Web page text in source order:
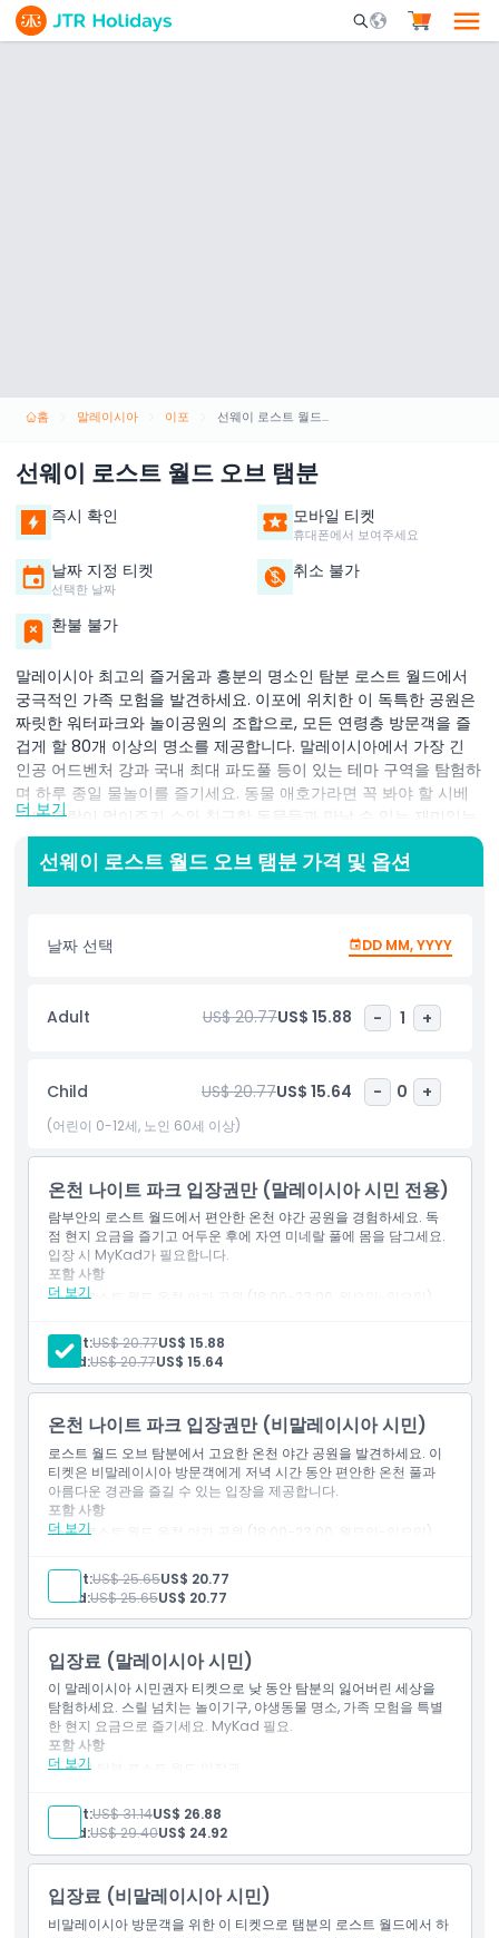
Mobile Search
홈 말레이시아 이포 선웨이 로스트 월드 오브 탬분
선웨이 로스트 월드 오브 탬분
즉시 확인 모바일 티켓
휴대폰에서 보여주세요
날짜 지정 티켓
선택한 날짜
취소 불가
환불 불가
말레이시아 최고의 즐거움과 흥분의 명소인 탐분 로스트 월드에서
궁극적인 가족 모험을 발견하세요. 이포에 위치한 이 독특한 공원은
짜릿한 워터파크와 놀이공원의 조합으로, 모든 연령층 방문객을 즐
겁게 할 80개 이상의 명소를 제공합니다. 말레이시아에서 가장 긴
인공 어드벤처 강과 국내 최대 파도풀 등이 있는 테마 구역을 탐험하
며 하루 종일 물놀이를 즐기세요. 동물 애호가라면 꼭 봐야 할 시베
리아 호랑이 먹이주기 쇼와 친근한 동물들과 만날 수 있는 재미있는
애니멀 펫팅 존을 놓치지 마세요. 저녁에는 따뜻한 천연 미네랄 온천
에서 휴식을 취하며 바쁜 하루를 마무리하세요. 짜릿한 라이드, 가족
친화적인 동물 체험, 평화로운 온천욕을 찾든 탐분 로스트 월드에는
금 방문 계획을 세우세요!
하이라이트
아동 성인 정책
포함되지 않는 사항
운영 시간
위치
가는 방법
교환 방법
취소 정책
더 보기
선웨이 로스트 월드 오브 탬분 가격 및 옵션
날짜 선택 DD MM, YYYY
Adult US$ 20.77US$ 15.88 - 1 +
Child US$ 20.77US$ 15.64 - 0 +
(어린이 0-12세, 노인 60세 이상)
온천 나이트 파크 입장권만 (말레이시아 시민 전용)
람부안의 로스트 월드에서 편안한 온천 야간 공원을 경험하세요. 독
점 현지 요금을 즐기고 어두운 후에 자연 미네랄 풀에 몸을 담그세요.
입장 시 MyKad가 필요합니다.
더 보기
포함 사항
1 로스트 월드 온천 야간 공원 (18:00-23:00, 월요일-일요일).
루미너스 포레스트 (20:00-22:00, 월요일-일요일)
동물 교감 공간 (마지막 입장 22:00)
Adult:US$ 20.77US$ 15.88
Child:US$ 20.77US$ 15.64
온천 나이트 파크 입장권만 (비말레이시아 시민)
로스트 월드 오브 탐분에서 고요한 온천 야간 공원을 발견하세요. 이
티켓은 비말레이시아 방문객에게 저녁 시간 동안 편안한 온천 풀과
아름다운 경관을 즐길 수 있는 입장을 제공합니다.
더 보기
포함 사항
1 로스트 월드 온천 야간 공원 (18:00-23:00, 월요일-일요일).
루미너스 포레스트 (20:00-22:00, 월요일-일요일)
동물 교감 공간 (마지막 입장 22:00)
Adult:US$ 25.65US$ 20.77
Child:US$ 25.65US$ 20.77
입장료 (말레이시아 시민)
이 말레이시아 시민권자 티켓으로 낮 동안 탐분의 잃어버린 세상을
탐험하세요. 스릴 넘치는 놀이기구, 야생동물 명소, 가족 모험을 특별
한 현지 요금으로 즐기세요. MyKad 필요.
더 보기
포함 사항
1장 탐분 로스트 월드 입장권
Adult:US$ 31.14US$ 26.88
Child:US$ 29.40US$ 24.92
입장료 (비말레이시아 시민)
비말레이시아 방문객을 위한 이 티켓으로 탬분의 로스트 월드에서 하